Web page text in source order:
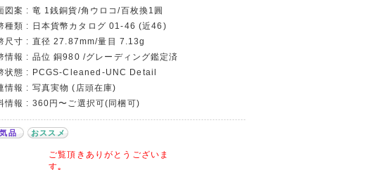
図案 : 竜 1銭銅貨/角ウロコ/百枚換1圓
種類 : 日本貨幣カタログ 01-46 (近46)
尺寸 : 直径 27.87mm/量目 7.13g
情報 : 品位 銅980 /グレーディング鑑定済
状態 : PCGS-Cleaned-UNC Detail
情報 : 写真実物 (店頭在庫)
情報 : 360円〜ご選択可(同梱可)
品 おススメ
ご覧頂きありがとうございま
す｡